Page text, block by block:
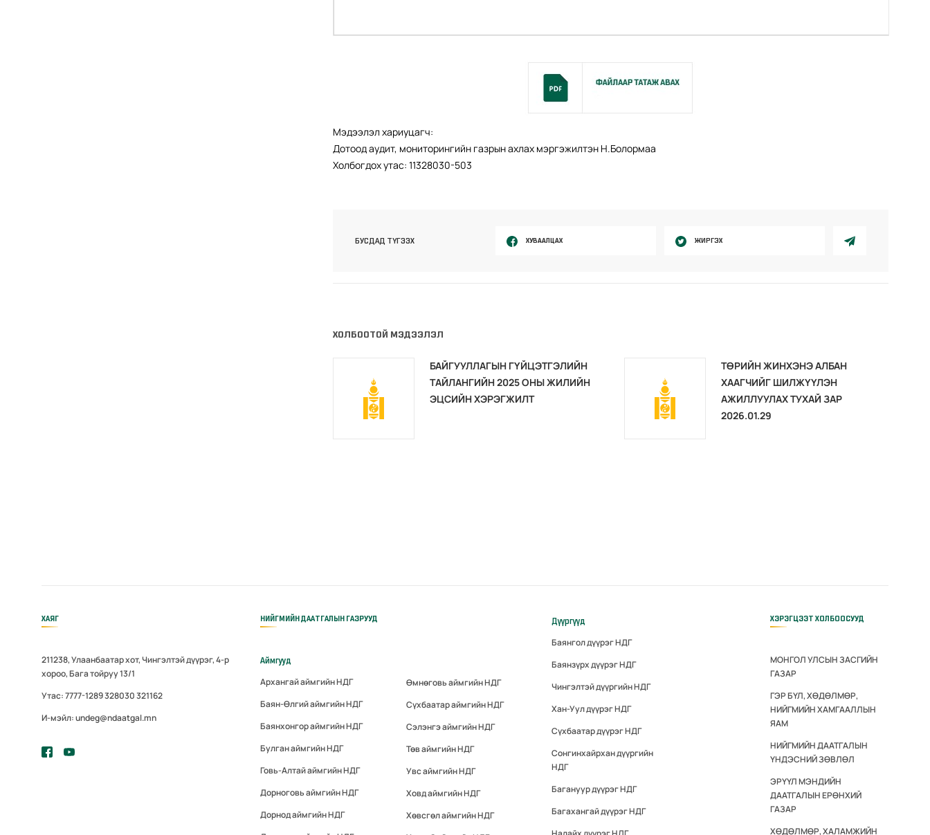
Мэдээлэл хариуцагч:
Дотоод аудит, мониторингийн газрын ахлах мэргэжилтэн Н.Болормаа
Холбогдох утас: 11328030-503
БУСДАД ТҮГЭЭХ ХУВААЛЦАХ ЖИРГЭХ
ХОЛБООТОЙ МЭДЭЭЛЭЛ
БАЙГУУЛЛАГЫН ГҮЙЦЭТГЭЛИЙН
ТАЙЛАНГИЙН 2025 ОНЫ ЖИЛИЙН
ЭЦСИЙН ХЭРЭГЖИЛТ
ТӨРИЙН ЖИНХЭНЭ АЛБАН
ХААГЧИЙГ ШИЛЖҮҮЛЭН
АЖИЛЛУУЛАХ ТУХАЙ ЗАР
2026.01.29
ХАЯГ
211238, Улаанбаатар хот, Чингэлтэй дүүрэг, 4-р
хороо, Бага тойруу 13/1
Утас: 7777-1289 328030 321162
И-мэйл: undeg@ndaatgal.mn
НИЙГМИЙН ДААТГАЛЫН ГАЗРУУД
Аймгууд
Архангай аймгийн НДГ
Баян-Өлгий аймгийн НДГ
Баянхонгор аймгийн НДГ
Булган аймгийн НДГ
Говь-Алтай аймгийн НДГ
Дорноговь аймгийн НДГ
Дорнод аймгийн НДГ
Өмнөговь аймгийн НДГ
Сүхбаатар аймгийн НДГ
Сэлэнгэ аймгийн НДГ
Төв аймгийн НДГ
Увс аймгийн НДГ
Ховд аймгийн НДГ
Хөвсгөл аймгийн НДГ
Дүүргүүд
Баянгол дүүрэг НДГ
Баянзүрх дүүрэг НДГ
Чингэлтэй дүүргийн НДГ
Хан-Уул дүүрэг НДГ
Сүхбаатар дүүрэг НДГ
Сонгинхайрхан дүүргийн
НДГ
Багануур дүүрэг НДГ
Багахангай дүүрэг НДГ
ХЭРЭГЦЭЭТ ХОЛБООСУУД
МОНГОЛ УЛСЫН ЗАСГИЙН
ГАЗАР
ГЭР БҮЛ, ХӨДӨЛМӨР,
НИЙГМИЙН ХАМГААЛЛЫН
ЯАМ
НИЙГМИЙН ДААТГАЛЫН
ҮНДЭСНИЙ ЗӨВЛӨЛ
ЭРҮҮЛ МЭНДИЙН
ДААТГАЛЫН ЕРӨНХИЙ
ГАЗАР
ХӨДӨЛМӨР, ХАЛАМЖИЙН